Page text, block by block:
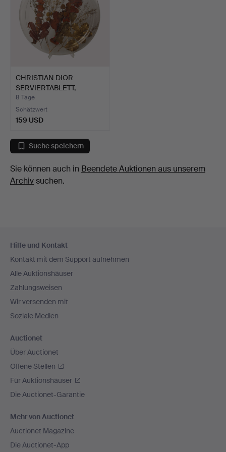
CHRISTIAN DIOR
SERVIERTABLETT,
Kunststoff …
8 Tage
Schätzwert
159 USD
Suche speichern
Sie können auch in Beendete Auktionen aus unserem
Archivsuchen.
Navigation
Hilfe und Kontakt
Kontakt mit dem Support aufnehmen
Alle Auktionshäuser
Zahlungsweisen
Wir versenden mit
Soziale Medien
Auctionet
Über Auctionet
Offene Stellen
Für Auktionshäuser
Die Auctionet-Garantie
Mehr von Auctionet
Auctionet Magazine
Die Auctionet-App